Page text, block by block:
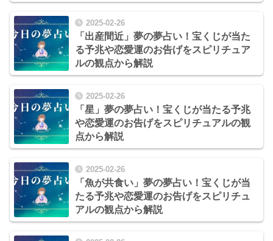
2025-02-26
「出産間近」夢の夢占い！宝くじが当た
る予兆や恋愛運のお告げをスピリチュア
ルの観点から解説
2025-02-26
「星」夢の夢占い！宝くじが当たる予兆
や恋愛運のお告げをスピリチュアルの観
点から解説
2025-02-26
「魚が共食い」夢の夢占い！宝くじが当
たる予兆や恋愛運のお告げをスピリチュ
アルの観点から解説